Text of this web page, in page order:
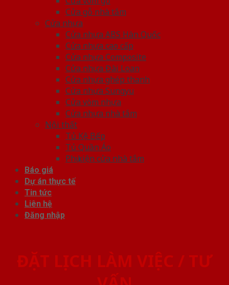
Cửa gỗ nhà tắm
Cửa nhựa
Cửa nhựa ABS Hàn Quốc
Cửa nhựa cao cấp
Cửa nhựa Composite
Cửa nhựa Đài Loan
Cửa nhựa ghép thanh
Cửa nhựa Sungyu
Cửa vòm nhựa
Cửa nhựa nhà tắm
Nội thất
Tủ Kệ Bếp
Tủ Quần Áo
Phụ kiện cửa nhà tắm
Báo giá
Dự án thực tế
Tin tức
Liên hệ
Đăng nhập
ĐẶT LỊCH LÀM VIỆC / TƯ